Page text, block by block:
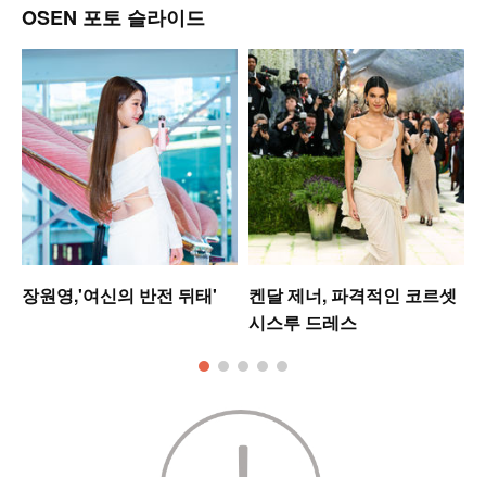
OSEN 포토 슬라이드
장원영,'여신의 반전 뒤태'
켄달 제너, 파격적인 코르셋
시스루 드레스